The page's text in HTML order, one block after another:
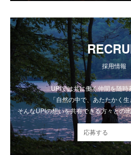
採用情報
UPIでは共に働く仲間を随時
「自然の中で、あたたかく生
そんなUPIの想いを共有できる方々との
応募する